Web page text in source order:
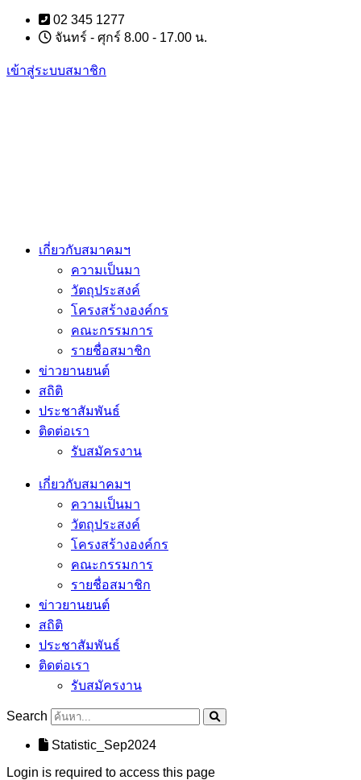
Skip
content
02 345 1277
จันทร์ - ศุกร์ 8.00 - 17.00 น.
เข้าสู่ระบบสมาชิก
เกี่ยวกับสมาคมฯ
ความเป็นมา
วัตถุประสงค์
โครงสร้างองค์กร
คณะกรรมการ
รายชื่อสมาชิก
ข่าวยานยนต์
สถิติ
ประชาสัมพันธ์
ติดต่อเรา
รับสมัครงาน
เกี่ยวกับสมาคมฯ
ความเป็นมา
วัตถุประสงค์
โครงสร้างองค์กร
คณะกรรมการ
รายชื่อสมาชิก
ข่าวยานยนต์
สถิติ
ประชาสัมพันธ์
ติดต่อเรา
รับสมัครงาน
Search
Statistic_Sep2024
Login is required to access this page